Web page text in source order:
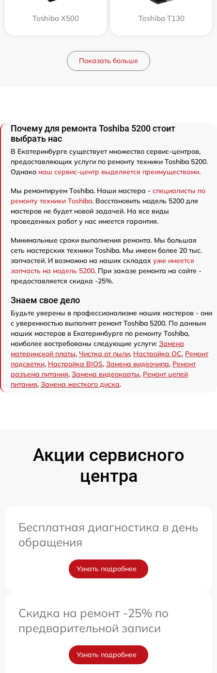
Toshiba X500 Toshiba T130
Показать больше
Почему для ремонта Toshiba 5200 стоит
выбрать нас
В Екатеринбурге существует множество сервис-центров,
предоставляющих услуги по ремонту техники Toshiba 5200.
Однако наш сервис-центр выделяется преимуществами.
Мы ремонтируем Toshiba. Наши мастера - специалисты по
ремонту техники Toshiba. Восстановить модель 5200 для
мастеров не будет новой задачей. На все виды
проведенных работ у нас имеется гарантия.
Минимальные сроки выполнения ремонта. Мы большая
сеть мастерских техники Toshiba. Мы имеем более 20 тыс.
запчастей. И возможно на наших складах уже имеется
запчасть на модель 5200. При заказе ремонта на сайте -
предоставляется скидка -25%.
Знаем свое дело
Будьте уверены в профессионализме наших мастеров - они
с уверенностью выполнят ремонт Toshiba 5200. По данным
наших мастеров в Екатеринбурге по ремонту Toshiba,
наиболее востребованы следующие услуги: Замена
материнской платы, Чистка от пыли, Настройка ОС, Ремонт
подсветки, Настройка BIOS, Замена видеочипа, Ремонт
разъема питания, Замена видеокарты, Ремонт цепей
питания, Замена жесткого диска.
Акции сервисного
центра
Бесплатная диагностика в день
обращения
Узнать подробнее
Скидка на ремонт -25% по
предварительной записи
Узнать подробнее